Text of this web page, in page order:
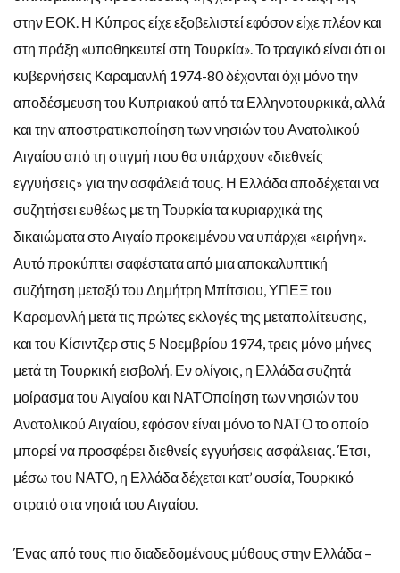
στην ΕΟΚ. Η Κύπρος είχε εξοβελιστεί εφόσον είχε πλέον και
στη πράξη «υποθηκευτεί στη Τουρκία». Το τραγικό είναι ότι οι
κυβερνήσεις Καραμανλή 1974-80 δέχονται όχι μόνο την
αποδέσμευση του Κυπριακού από τα Ελληνοτουρκικά, αλλά
και την αποστρατικοποίηση των νησιών του Ανατολικού
Αιγαίου από τη στιγμή που θα υπάρχουν «διεθνείς
εγγυήσεις» για την ασφάλειά τους. Η Ελλάδα αποδέχεται να
συζητήσει ευθέως με τη Τουρκία τα κυριαρχικά της
δικαιώματα στο Αιγαίο προκειμένου να υπάρχει «ειρήνη».
Αυτό προκύπτει σαφέστατα από μια αποκαλυπτική
συζήτηση μεταξύ του Δημήτρη Μπίτσιου, ΥΠΕΞ του
Καραμανλή μετά τις πρώτες εκλογές της μεταπολίτευσης,
και του Κίσιντζερ στις 5 Νοεμβρίου 1974, τρεις μόνο μήνες
μετά τη Τουρκική εισβολή. Εν ολίγοις, η Ελλάδα συζητά
μοίρασμα του Αιγαίου και ΝΑΤΟποίηση των νησιών του
Ανατολικού Αιγαίου, εφόσον είναι μόνο το ΝΑΤΟ το οποίο
μπορεί να προσφέρει διεθνείς εγγυήσεις ασφάλειας. Έτσι,
μέσω του ΝΑΤΟ, η Ελλάδα δέχεται κατ’ ουσία, Τουρκικό
στρατό στα νησιά του Αιγαίου.
Ένας από τους πιο διαδεδομένους μύθους στην Ελλάδα –